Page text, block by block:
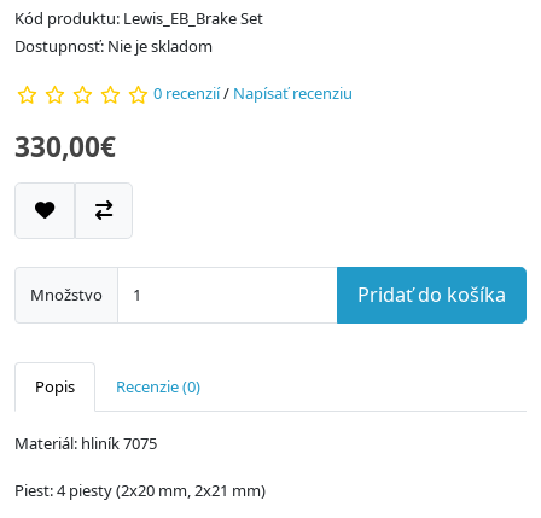
Kód produktu: Lewis_EB_Brake Set
Dostupnosť: Nie je skladom
0 recenzií/ Napísať recenziu
330,00€
Množstvo Pridať do košíka
Popis Recenzie (0)
Materiál: hliník 7075
Piest: 4 piesty (2x20 mm, 2x21 mm)